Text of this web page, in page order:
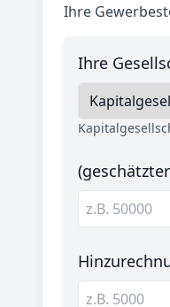
Ihre
Ihre